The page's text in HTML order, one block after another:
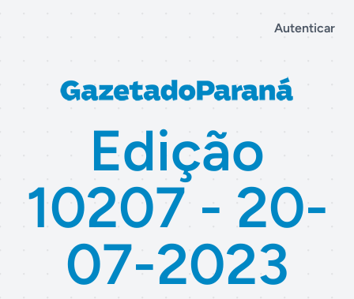
Autenticar
Edição
10207 - 20-
07-2023